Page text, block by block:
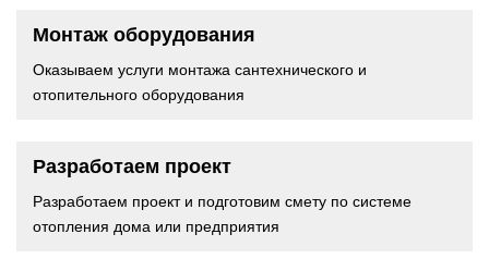
Монтаж оборудования
Оказываем услуги монтажа сантехнического и
отопительного оборудования
Разработаем проект
Разработаем проект и подготовим смету по системе
отопления дома или предприятия